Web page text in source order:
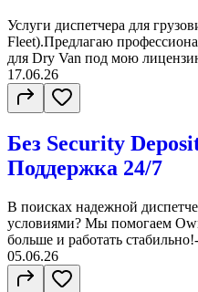
Услуги диспетчера для
Fleet).Предлагаю
для Dry Van под мою
17.06.26
Без Security
Поддержка 24/7
В поисках надежной
условиями? Мы помогаем
больше и работать
05.06.26